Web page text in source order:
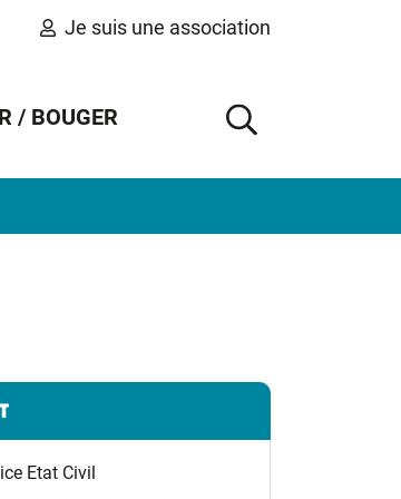
Je suis une association
/ BOUGER
AFFICHER
complémentaires
Etat Civil